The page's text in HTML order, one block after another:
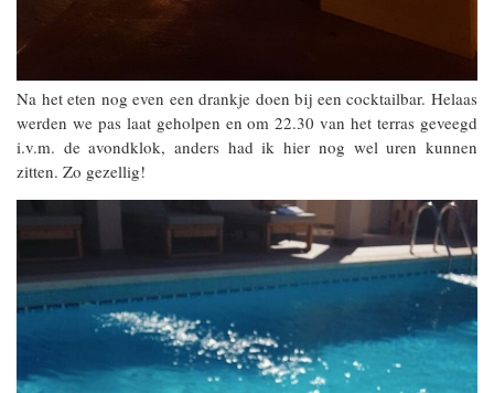
Na het eten nog even een drankje doen bij een cocktailbar. Helaas
werden we pas laat geholpen en om 22.30 van het terras geveegd
i.v.m. de avondklok, anders had ik hier nog wel uren kunnen
zitten. Zo gezellig!